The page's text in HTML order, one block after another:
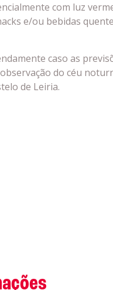
com luz
e/ou bebidas
caso as
do céu
de Leiria.